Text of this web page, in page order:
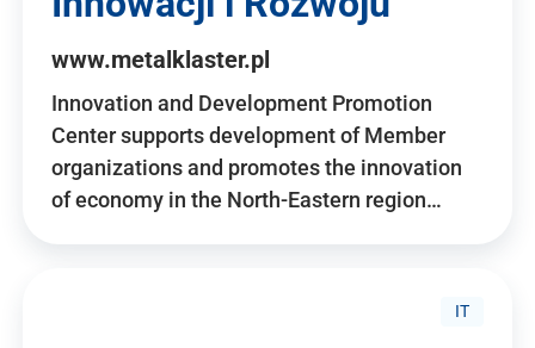
www.metalklaster.pl
Innovation and Development Promotion
Center supports development of Member
organizations and promotes the innovation
of economy in the North-Eastern region…
IT